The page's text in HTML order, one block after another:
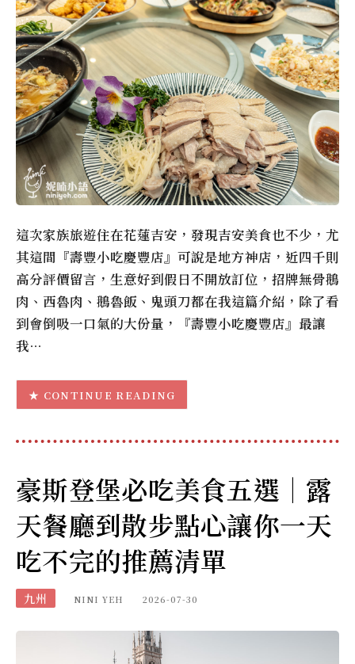
這次家族旅遊住在花蓮吉安，發現吉安美食也不少，尤
其這間『壽豐小吃慶豐店』可說是地方神店，近四千則
高分評價留言，生意好到假日不開放訂位，招牌無骨鵝
肉、西魯肉、鵝魯飯、鬼頭刀都在我這篇介紹，除了看
到會倒吸一口氣的大份量，『壽豐小吃慶豐店』最讓
我…
CONTINUE READING
豪斯登堡必吃美食五選｜露
天餐廳到散步點心讓你一天
吃不完的推薦清單
九州 NINI YEH 2026-07-30